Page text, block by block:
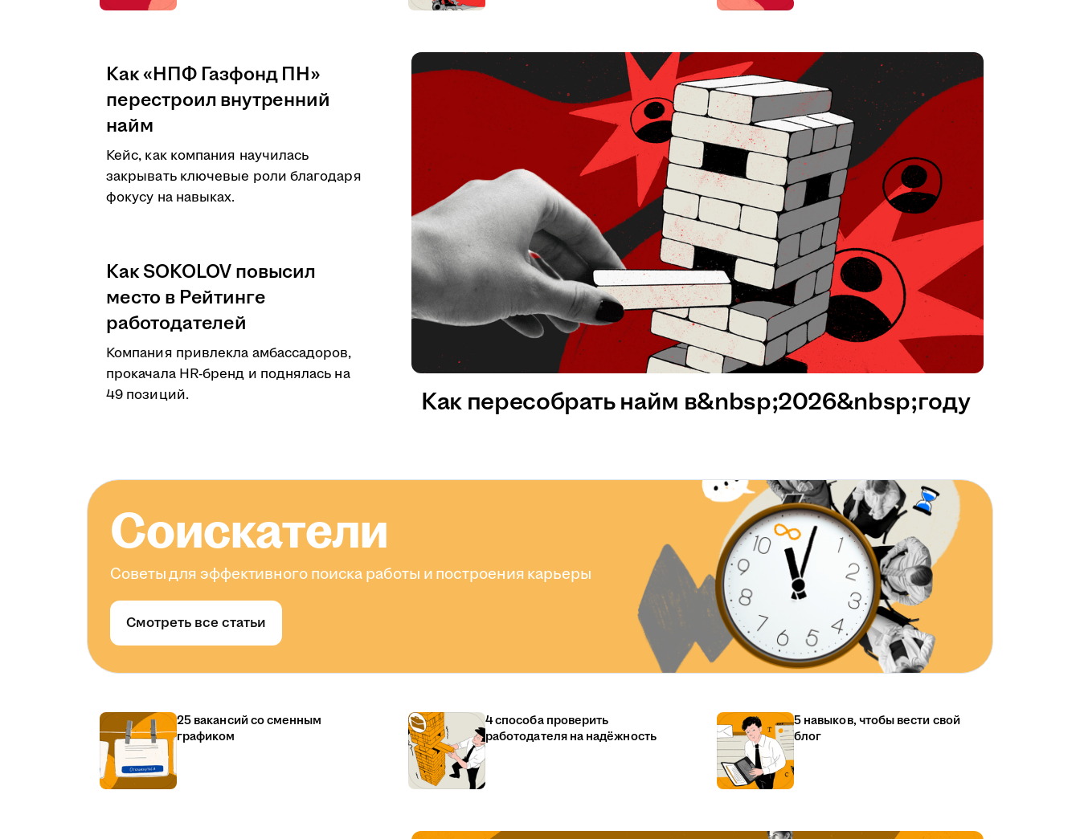
Как «НПФ Газфонд ПН»
перестроил внутренний
найм
Кейс, как компания научилась
закрывать ключевые роли благодаря
фокусу на навыках.
Как SOKOLOV повысил
место в Рейтинге
работодателей
Компания привлекла амбассадоров,
прокачала HR-бренд и поднялась на
49 позиций.
Как пересобрать найм в&nbsp;2026&nbsp;году
Соискатели
Советы для эффективного поиска работы и построения карьеры
Смотреть все статьи
25 вакансий со сменным
графиком
4 способа проверить
работодателя на надёжность
5 навыков, чтобы вести свой
блог